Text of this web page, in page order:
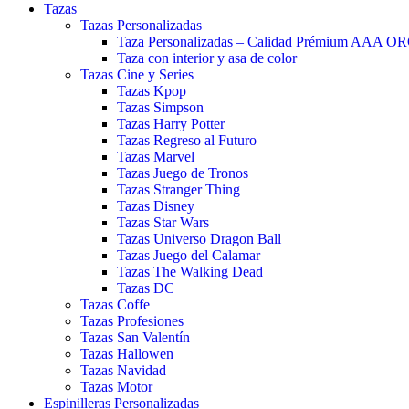
Tazas
Tazas Personalizadas
Taza Personalizadas – Calidad Prémium AAA
Taza con interior y asa de color
Tazas Cine y Series
Tazas Kpop
Tazas Simpson
Tazas Harry Potter
Tazas Regreso al Futuro
Tazas Marvel
Tazas Juego de Tronos
Tazas Stranger Thing
Tazas Disney
Tazas Star Wars
Tazas Universo Dragon Ball
Tazas Juego del Calamar
Tazas The Walking Dead
Tazas DC
Tazas Coffe
Tazas Profesiones
Tazas San Valentín
Tazas Hallowen
Tazas Navidad
Tazas Motor
Espinilleras Personalizadas